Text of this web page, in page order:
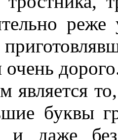
реже
является
буквы
и даже